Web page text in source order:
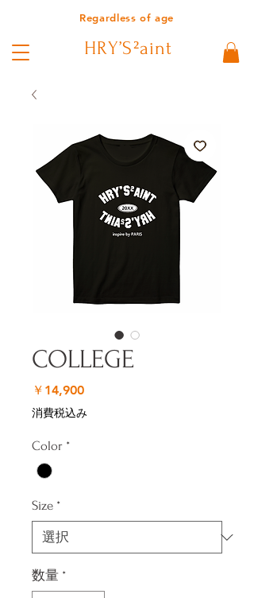
HRY’S²aint
Regardless of age
COLLEGE
￥14,900価
消費税込み
Color *
Size *
数量 *